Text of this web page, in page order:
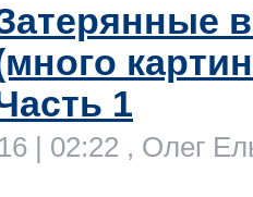
1
| 02:22 , Олег